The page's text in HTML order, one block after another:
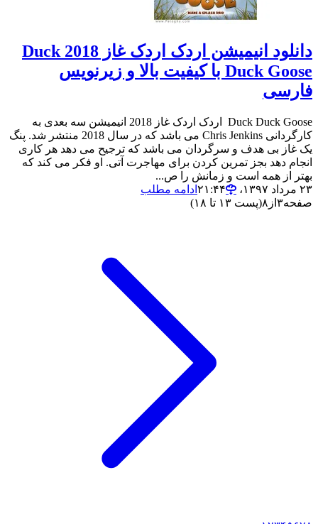
دانلود انیمیشن اردک اردک غاز 2018 Duck
Duck Goose با کیفیت بالا و زیرنویس
فارسی
Duck Duck Goose اردک اردک غاز 2018 انیمیشن سه بعدی به
کارگردانی Chris Jenkins می باشد که در سال 2018 منتشر شد. پنگ
یک غاز بی هدف و سرگردان می باشد که ترجیح می دهد هر کاری
انجام دهد بجز تمرین کردن برای مهاجرت آتی. او فکر می کند که
بهتر از همه است و زمانش را ص...
۲۳ مرداد ۱۳۹۷،‏ ۲۱:۴۴
ادامه مطلب
صفحه۳ از ۸(پست ۱۳ تا ۱۸)